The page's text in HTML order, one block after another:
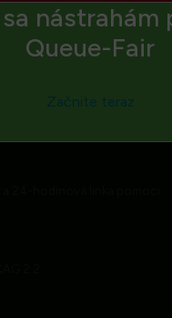
nástrahám
Queue-Fair